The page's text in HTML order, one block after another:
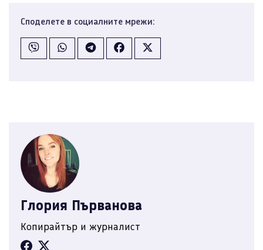
Споделете в социалните мрежи:
Глория Първанова
Копирайтър и журналист